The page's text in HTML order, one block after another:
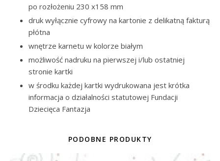
po rozłożeniu 230 x158 mm
druk wyłącznie cyfrowy na kartonie z delikatną fakturą
płótna
wnętrze karnetu w kolorze białym
możliwość nadruku na pierwszej i/lub ostatniej
stronie kartki
w środku każdej kartki wydrukowana jest krótka
informacja o działalności statutowej Fundacji
Dziecięca Fantazja
PODOBNE PRODUKTY